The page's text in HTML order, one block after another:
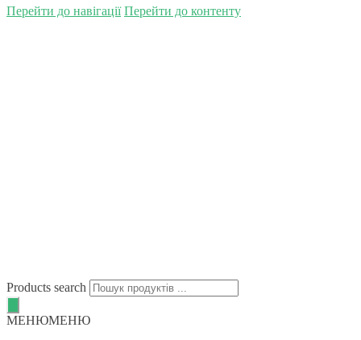
Перейти до навігації Перейти до контенту
Products search
МЕНЮМЕНЮ